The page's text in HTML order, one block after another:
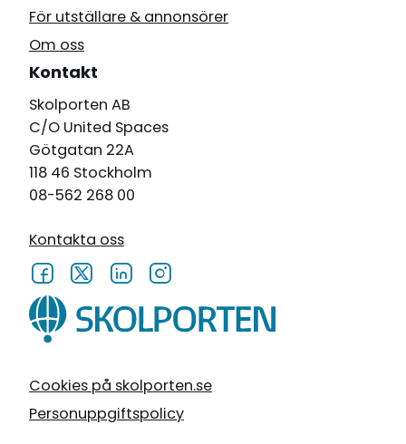
Cookies på skolporten.se
Personuppgiftspolicy
För utställare & annonsörer
Om oss
Kontakt
Skolporten AB
C/O United Spaces
Götgatan 22A
118 46 Stockholm
08-562 268 00
Kontakta oss